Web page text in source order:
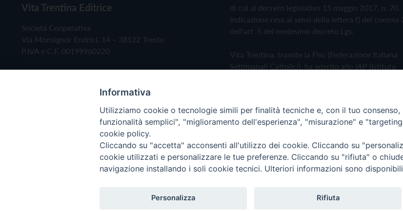
Vita Trentina Editrice
Società Cooperativa
Via Monsignor Endrici, 14 – 38122 Trento
P.IVA e C.F. 00199960220
di cui al decreto legislativo 15 maggio 2017, n. 70.
Indicazione resa ai sensi della lettera f) del comma
dell'art. 5 del medesimo decreto Lgs.
Vita Trentina, tramite la Fisc (Federazione Italiana
Settimanali Cattolici), ha aderito allo IAP (Istituto
Privacy Policy Cookie Policy
Copyright © 2019 - Tutti i diritti riservati - Vita Trentina Editrice
Informativa
Utilizziamo cookie o tecnologie simili per finalità tecniche e, con il tuo
funzionalità semplici", "miglioramento dell'esperienza", "misurazione" e
cookie policy.
Cliccando su "accetta" acconsenti all'utilizzo dei cookie. Cliccando su
cookie utilizzati e personalizzare le tue preferenze. Cliccando su "rifiuta" o
navigazione installando i soli cookie tecnici. Ulteriori informazioni sono
Personalizza Rifiuta